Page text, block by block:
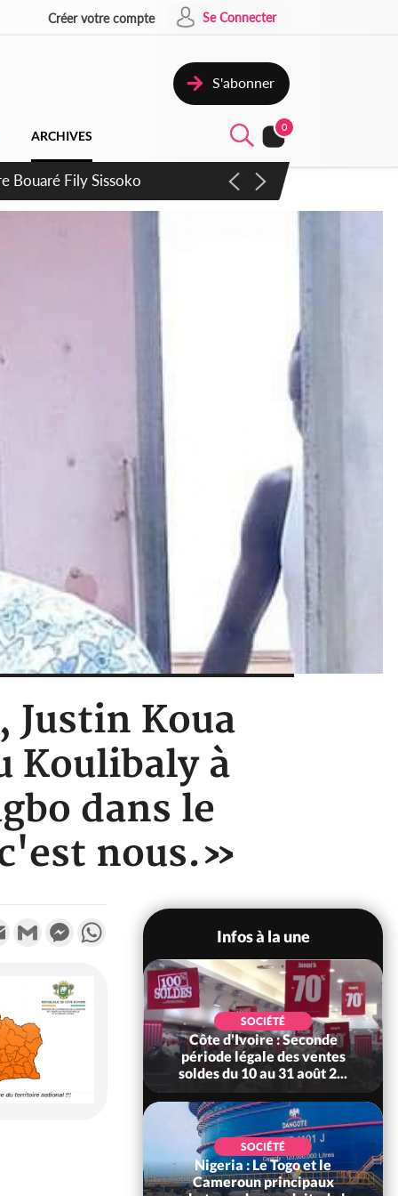
Créer votre compte Se Connecter
S'abonner
ARCHIVES
0
Dangote en juillet
Justin Koua
Koulibaly à
dans le
nous.»
Email Gmail MessengerWhatsApp
Infos à la une
POLITIQUE
Le ministre de la
somme les
de déclarer
leur...
SOCIÉTÉ
Côte d'Ivoire : Seconde
période légale des ventes
soldes du 10 au 31 août 2...
SOCIÉTÉ
Nigeria : Le Togo et le
Cameroun principaux